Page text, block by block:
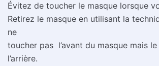
Évitez de toucher le masque lorsque
Retirez le masque en utilisant la
ne
toucher pas l’avant du masque mais
l’arrière.